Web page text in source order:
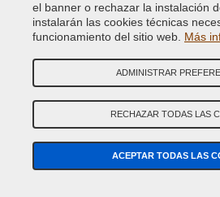
el banner o rechazar la instalación
instalarán las cookies técnicas
funcionamiento del sitio web. Más
ADMINISTRAR
RECHAZAR TODAS LAS
ACEPTAR TODAS LAS